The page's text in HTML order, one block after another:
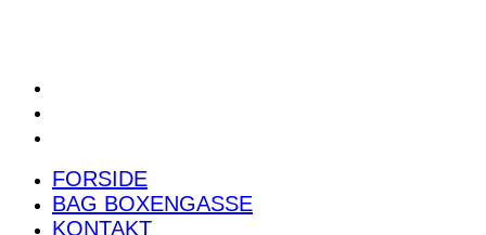
FORSIDE
BAG BOXENGASSE
KONTAKT